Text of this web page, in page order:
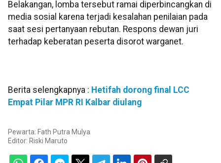
Belakangan, lomba tersebut ramai diperbincangkan di
media sosial karena terjadi kesalahan penilaian pada
saat sesi pertanyaan rebutan. Respons dewan juri
terhadap keberatan peserta disorot warganet.
Berita selengkapnya : Hetifah dorong final LCC
Empat Pilar MPR RI Kalbar diulang
Pewarta: Fath Putra Mulya
Editor: Riski Maruto